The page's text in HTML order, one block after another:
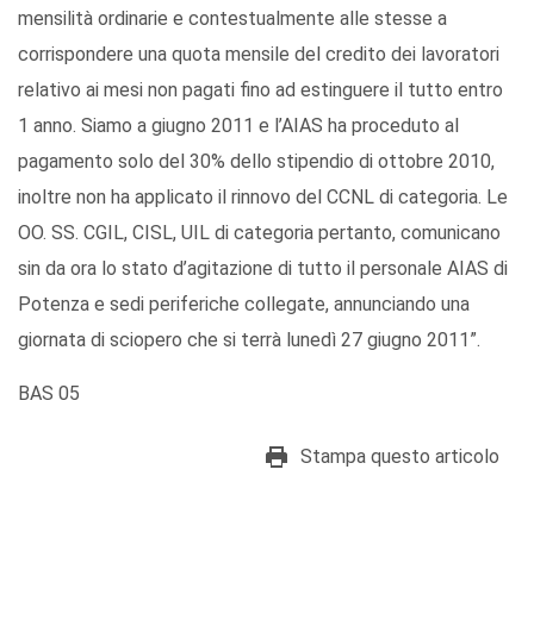
mensilità ordinarie e contestualmente alle stesse a
corrispondere una quota mensile del credito dei lavoratori
relativo ai mesi non pagati fino ad estinguere il tutto entro
1 anno. Siamo a giugno 2011 e l’AIAS ha proceduto al
pagamento solo del 30% dello stipendio di ottobre 2010,
inoltre non ha applicato il rinnovo del CCNL di categoria. Le
OO. SS. CGIL, CISL, UIL di categoria pertanto, comunicano
sin da ora lo stato d’agitazione di tutto il personale AIAS di
Potenza e sedi periferiche collegate, annunciando una
giornata di sciopero che si terrà lunedì 27 giugno 2011”.
BAS 05
Stampa questo articolo